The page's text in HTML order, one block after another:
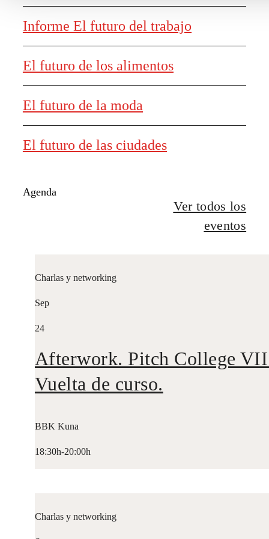
Informe El futuro del trabajo
El futuro de los alimentos
El futuro de la moda
El futuro de las ciudades
Agenda
Ver todos los
eventos
Charlas y networking
Sep
24
Afterwork. Pitch College
Vuelta de curso.
BBK Kuna
18:30h-20:00h
Charlas y networking